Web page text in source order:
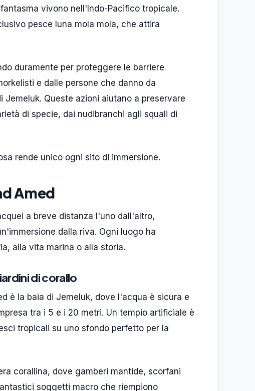
vivono nell'Indo-Pacifico tropicale.
pesce luna mola mola, che attira
duramente per proteggere le barriere
e dalle persone che danno da
Queste azioni aiutano a preservare
di specie, dai nudibranchi agli squali di
rende unico ogni sito di immersione.
Amed
a breve distanza l'uno dall'altro,
dalla riva. Ogni luogo ha
alla vita marina o alla storia.
di corallo
è la baia di Jemeluk, dove l'acqua è sicura e
tra i 5 e i 20 metri. Un tempio artificiale è
tropicali su uno sfondo perfetto per la
corallina, dove gamberi mantide, scorfani
soggetti macro che riempiono